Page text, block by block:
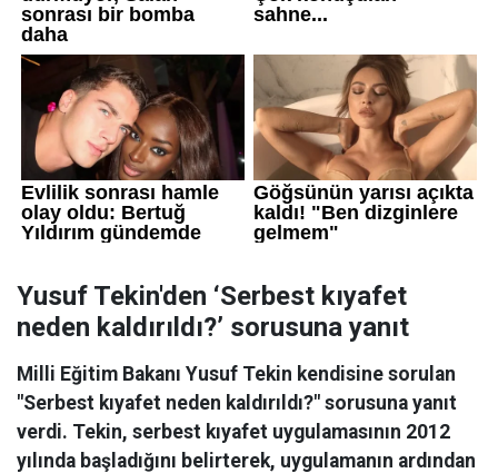
Yusuf Tekin'den ‘Serbest kıyafet
neden kaldırıldı?’ sorusuna yanıt
Milli Eğitim Bakanı Yusuf Tekin kendisine sorulan
"Serbest kıyafet neden kaldırıldı?" sorusuna yanıt
verdi. Tekin, serbest kıyafet uygulamasının 2012
yılında başladığını belirterek, uygulamanın ardından